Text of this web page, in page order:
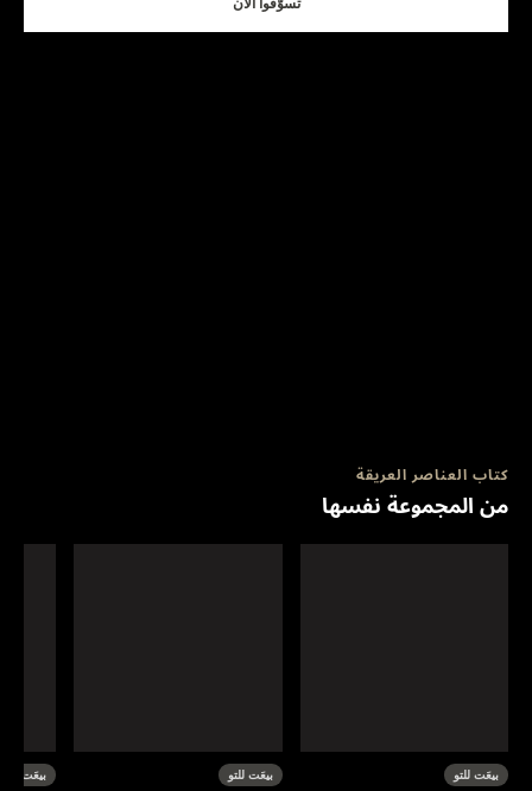
كتاب العناصر العريقة
من المجموعة نفسها
بيعَت للتو بيعَت للتو بيعَت للتو